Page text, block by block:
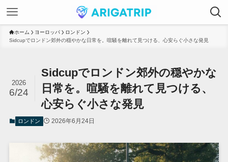
ホーム ヨーロッパ
ロンドン
Sidcupでロンドン郊外の穏やかな日常を。喧騒を離れて見つける、心安らぐ小さな発見
Sidcupでロンドン郊外の穏やかな
日常を。喧騒を離れて見つける、
心安らぐ小さな発見
2026
6/24
ロンドン 2026年6月24日